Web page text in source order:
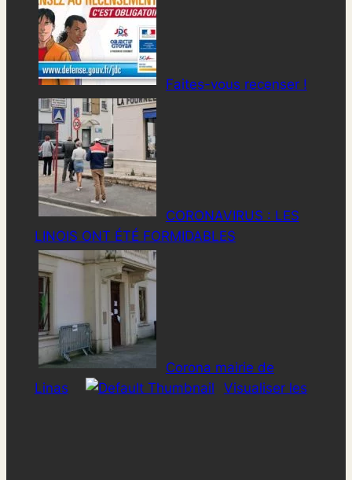
Faites-vous recenser !
CORONAVIRUS : LES
LINOIS ONT ÉTÉ FORMIDABLES
Corona mairie de
Linas
Visualiser les